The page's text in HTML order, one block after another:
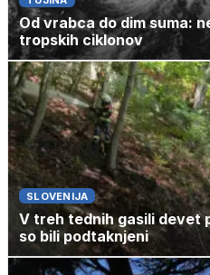
Od vrabca do dim suma:
tropskih ciklonov
SLOVENIJA
V treh tednih gasili devet
so bili podtaknjeni